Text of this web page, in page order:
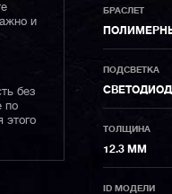
и
без
по
этого
БРАСЛЕТ
ПОДСВЕТКА
ТОЛЩИНА
12.3 ММ
ID МОДЕЛИ